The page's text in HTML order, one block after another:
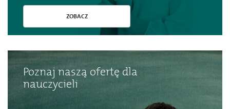
ZOBACZ
Poznaj naszą ofertę dla
nauczycieli